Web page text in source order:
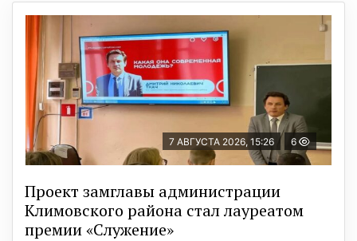
7 АВГУСТА 2026, 15:26 6
Проект замглавы администрации
Климовского района стал лауреатом
премии «Служение»